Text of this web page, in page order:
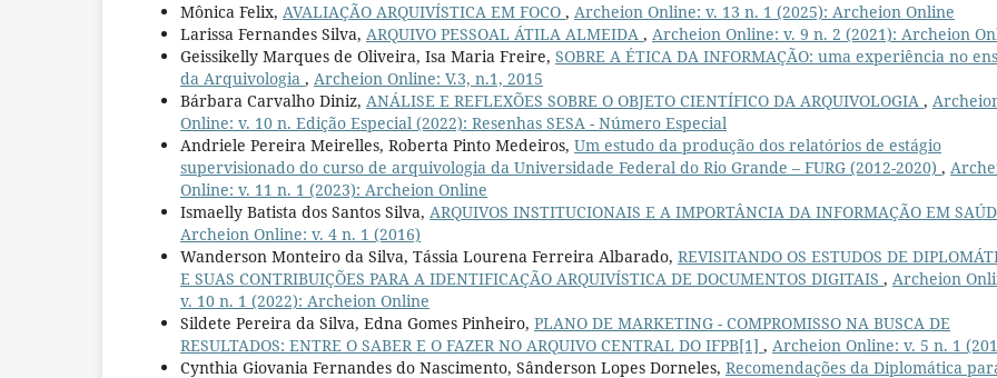
Mônica Felix, AVALIAÇÃO ARQUIVÍSTICA EM FOCO , Archeion Online: v. 13 n. 1 (2025): Archeion Online
Larissa Fernandes Silva, ARQUIVO PESSOAL ÁTILA ALMEIDA , Archeion Online: v. 9 n. 2 (2021): Archeion
Geissikelly Marques de Oliveira, Isa Maria Freire, SOBRE A ÉTICA DA INFORMAÇÃO: uma experiência no
da Arquivologia , Archeion Online: V.3, n.1, 2015
Bárbara Carvalho Diniz, ANÁLISE E REFLEXÕES SOBRE O OBJETO CIENTÍFICO DA ARQUIVOLOGIA ,
Online: v. 10 n. Edição Especial (2022): Resenhas SESA - Número Especial
Andriele Pereira Meirelles, Roberta Pinto Medeiros, Um estudo da produção dos relatórios de estágio
supervisionado do curso de arquivologia da Universidade Federal do Rio Grande – FURG (2012-2020) ,
Online: v. 11 n. 1 (2023): Archeion Online
Ismaelly Batista dos Santos Silva, ARQUIVOS INSTITUCIONAIS E A IMPORTÂNCIA DA INFORMAÇÃO EM
Archeion Online: v. 4 n. 1 (2016)
Wanderson Monteiro da Silva, Tássia Lourena Ferreira Albarado, REVISITANDO OS ESTUDOS DE
E SUAS CONTRIBUIÇÕES PARA A IDENTIFICAÇÃO ARQUIVÍSTICA DE DOCUMENTOS DIGITAIS , Archeion
v. 10 n. 1 (2022): Archeion Online
Sildete Pereira da Silva, Edna Gomes Pinheiro, PLANO DE MARKETING - COMPROMISSO NA BUSCA DE
RESULTADOS: ENTRE O SABER E O FAZER NO ARQUIVO CENTRAL DO IFPB[1] , Archeion Online: v. 5 n. 1
Cynthia Giovania Fernandes do Nascimento, Sânderson Lopes Dorneles, Recomendações da Diplomática